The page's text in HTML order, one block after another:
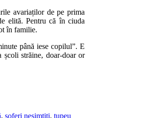
avariaților de pe prima
elită. Pentru că în ciuda
în familie.
până iese copilul”. E
școli străine, doar-doar or
, șoferi nesimțiți, tupeu